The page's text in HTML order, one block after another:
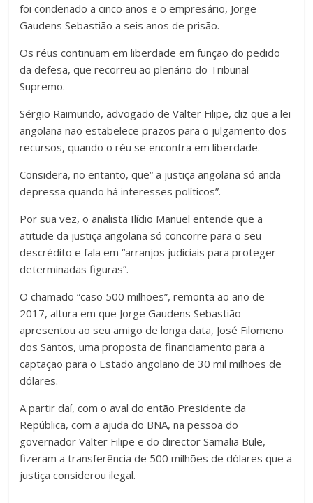
foi condenado a cinco anos e o empresário, Jorge
Gaudens Sebastião a seis anos de prisão.
Os réus continuam em liberdade em função do pedido
da defesa, que recorreu ao plenário do Tribunal
Supremo.
Sérgio Raimundo, advogado de Valter Filipe, diz que a lei
angolana não estabelece prazos para o julgamento dos
recursos, quando o réu se encontra em liberdade.
Considera, no entanto, que“ a justiça angolana só anda
depressa quando há interesses políticos”.
Por sua vez, o analista Ilídio Manuel entende que a
atitude da justiça angolana só concorre para o seu
descrédito e fala em “arranjos judiciais para proteger
determinadas figuras”.
O chamado “caso 500 milhões”, remonta ao ano de
2017, altura em que Jorge Gaudens Sebastião
apresentou ao seu amigo de longa data, José Filomeno
dos Santos, uma proposta de financiamento para a
captação para o Estado angolano de 30 mil milhões de
dólares.
A partir daí, com o aval do então Presidente da
República, com a ajuda do BNA, na pessoa do
governador Valter Filipe e do director Samalia Bule,
fizeram a transferência de 500 milhões de dólares que a
justiça considerou ilegal.